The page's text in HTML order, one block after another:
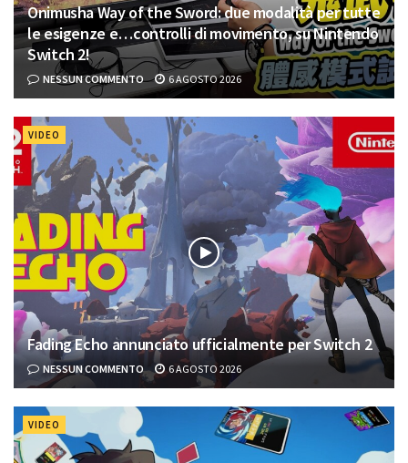
Onimusha Way of the Sword: due modalità per tutte
le esigenze e…controlli di movimento, su Nintendo
Switch 2!
NESSUN COMMENTO 6 AGOSTO 2026
VIDEO
Fading Echo annunciato ufficialmente per Switch 2
NESSUN COMMENTO 6 AGOSTO 2026
VIDEO